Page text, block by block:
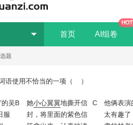
首页 AI组卷
HOT
题
语使用不恰当的一项（ ）
的吴
服
B 她小心翼翼地撕开信
封，将里面的紫色信
C
他俩表演
太有趣